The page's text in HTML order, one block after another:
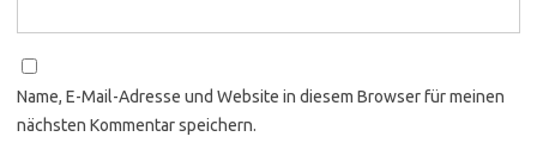
Name, E-Mail-Adresse und Website in diesem Browser für meinen
nächsten Kommentar speichern.